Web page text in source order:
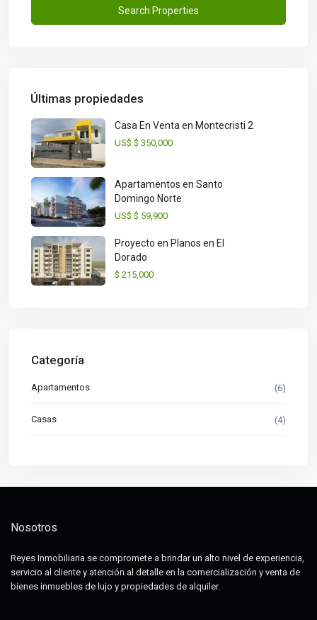
Últimas propiedades
Casa En Venta en Montecristi 2
US$ $ 350,000
Apartamentos en Santo
Domingo Norte
US$ $ 59,900
Proyecto en Planos en El
Dorado
$ 215,000
Categoría
Apartamentos (6)
Casas (4)
Nosotros
Reyes Inmobiliaria se compromete a brindar un alto nivel de experiencia,
servicio al cliente y atención al detalle en la comercialización y venta de
bienes inmuebles de lujo y propiedades de alquiler.